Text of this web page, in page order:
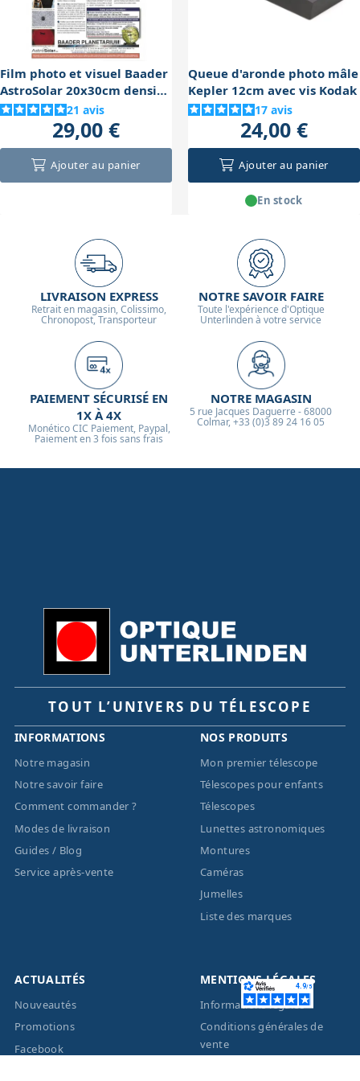
l’utilisation d’instruments solaires spécifiques comme
les PST ou lunettes H-alpha.
Film photo et visuel Baader
AstroSolar 20x30cm densité
5.0
21 avis
29,00 €
Ajouter au panier
Queue d'aronde photo mâle
Kepler 12cm avec vis Kodak
17 avis
24,00 €
Ajouter au panier
En stock
LIVRAISON EXPRESS
Retrait en magasin, Colissimo,
Chronopost, Transporteur
NOTRE SAVOIR FAIRE
Toute l'expérience d'Optique
Unterlinden à votre service
PAIEMENT SÉCURISÉ EN
1X À 4X
Monético CIC Paiement, Paypal,
Paiement en 3 fois sans frais
NOTRE MAGASIN
5 rue Jacques Daguerre - 68000
Colmar, +33 (0)3 89 24 16 05
TOUT L’UNIVERS DU TÉLESCOPE
INFORMATIONS
Notre magasin
Notre savoir faire
Comment commander ?
Modes de livraison
Guides / Blog
Service après-vente
NOS PRODUITS
Mon premier télescope
Télescopes pour enfants
Télescopes
Lunettes astronomiques
Montures
Caméras
Jumelles
Liste des marques
ACTUALITÉS
Nouveautés
Promotions
Facebook
MENTIONS LÉGALES
Informations légales
Conditions générales de
vente